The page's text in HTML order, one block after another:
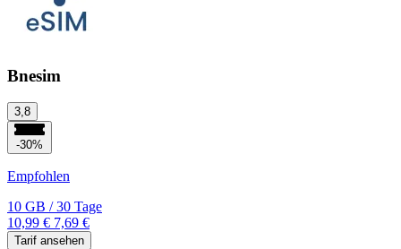
Bnesim
3,8
-30%
Empfohlen
10 GB /30 Tage
10,99 € 7,69 €
Tarif ansehen